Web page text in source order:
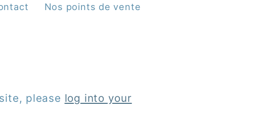
Nos points de vente
please log into your